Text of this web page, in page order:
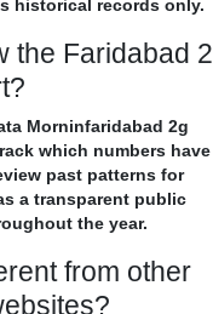
historical records only.
the Faridabad 2
Morninfaridabad 2g
which numbers have
past patterns for
a transparent public
the year.
from other